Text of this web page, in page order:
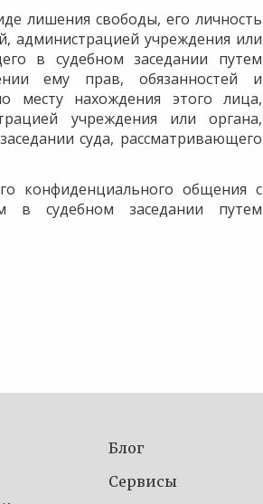
лишения свободы, его личность
администрацией учреждения или
в судебном заседании путем
ему прав, обязанностей и
месту нахождения этого лица,
учреждения или органа,
суда, рассматривающего
конфиденциального общения с
в судебном заседании путем
Блог
Сервисы